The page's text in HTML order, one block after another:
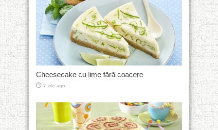
Cheesecake cu lime fără coacere
7 zile ago